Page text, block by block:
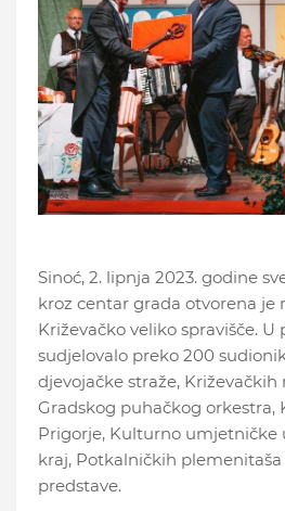
Sinoć, 2. lipnja 2023. godine
kroz centar grada otvorena je
Križevačko veliko spravišče. U
sudjelovalo preko 200
djevojačke straže,
Gradskog puhačkog orkestra,
Prigorje, Kulturno umjetničke
kraj, Potkalničkih
predstave.